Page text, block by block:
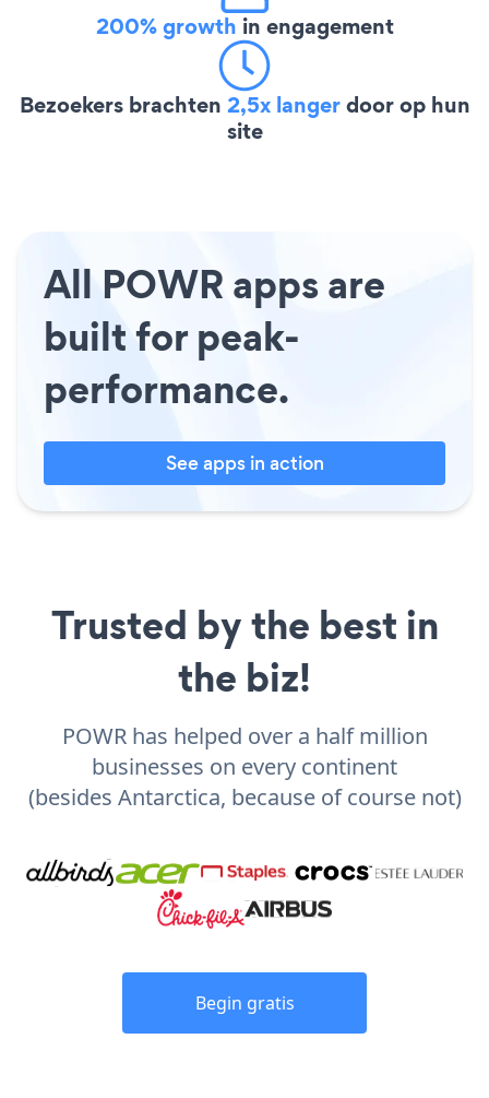
200% growth in engagement
Bezoekers brachten 2,5x langerdoor op hun
site
All POWR apps are
built for peak-
performance.
See apps in action
Trusted by the best in
the biz!
POWR has helped over a half million
businesses on every continent
(besides Antarctica, because of course not)
Begin gratis